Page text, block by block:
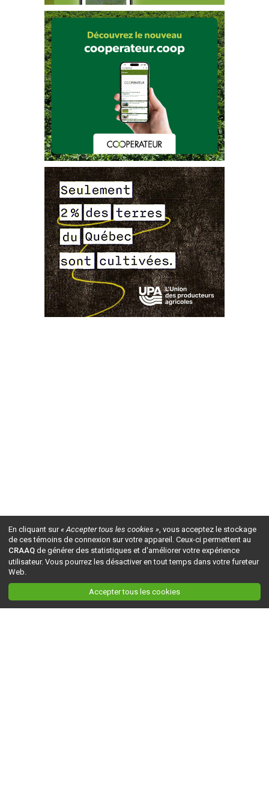
RAP Framboise Dépistage et contrôle des tétranyques, page
Source
Bernard Drouin et L
En cliquant sur« Accepter tous les cookies », vous acceptez le stockage
de ces témoins de connexion sur votre appareil. Ceux-ci permettent au
CRAAQ de générer des statistiques et d'améliorer votre expérience
utilisateur. Vous pourrez les désactiver en tout temps dans votre fureteur
Web.
Accepter tous les cookies